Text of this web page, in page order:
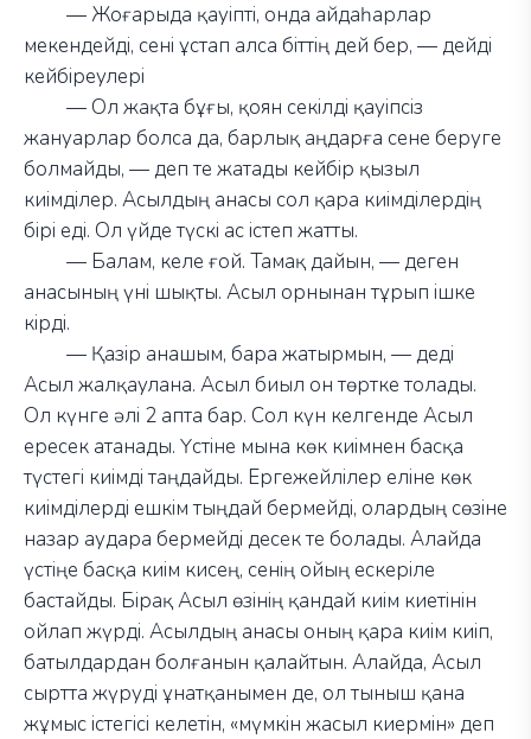
—Жоғарыда қауіпті, онда айдаһарлар
мекендейді, сені ұстап алса біттің дей бер, —дейді
кейбіреулері
— Ол жақта бұғы, қоян секілді қауіпсіз
жануарлар болса да, барлық аңдарға сене беруге
болмайды, —деп те жатады кейбір қызыл
киімділер. Асылдың анасы сол қара киімділердің
бірі еді. Ол үйде түскі ас істеп жатты.
— Балам, келе ғой. Тамақ дайын, —деген
анасының үні шықты. Асыл орнынан тұрып ішке
кірді.
— Қазір анашым, бара жатырмын, —деді
Асыл жалқаулана. Асыл биыл он төртке толады.
Ол күнге әлі 2 апта бар. Сол күн келгенде Асыл
ересек атанады. Үстіне мына көк киімнен басқа
түстегі киімді таңдайды. Ергежейлілер еліне көк
киімділерді ешкім тыңдай бермейді, олардың сөзіне
назар аудара бермейді десек те болады. Алайда
үстіңе басқа киім кисең, сенің ойың ескеріле
бастайды. Бірақ Асыл өзінің қандай киім киетінін
ойлап жүрді. Асылдың анасы оның қара киім киіп,
батылдардан болғанын қалайтын. Алайда, Асыл
сыртта жүруді ұнатқанымен де, ол тыныш қана
жұмыс істегісі келетін, «мүмкін жасыл киермін» деп